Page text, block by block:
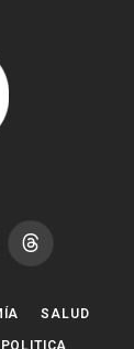
Threads
SALUD